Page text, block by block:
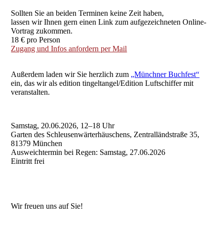
Sollten Sie an beiden Terminen keine Zeit haben,
lassen wir Ihnen gern einen Link zum aufgezeichneten Online-
Vortrag zukommen.
18 € pro Person
Zugang und Infos anfordern per Mail
Außerdem laden wir Sie herzlich zum „Münchner Buchfest“
ein, das wir als edition tingeltangel/Edition Luftschiffer mit
veranstalten.
Samstag, 20.06.2026, 12–18 Uhr
Garten des Schleusenwärterhäuschens, Zentralländstraße 35,
81379 München
Ausweichtermin bei Regen: Samstag, 27.06.2026
Eintritt frei
Wir freuen uns auf Sie!